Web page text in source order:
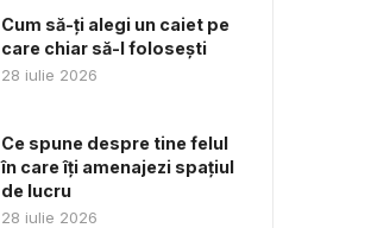
Cum să-ți alegi un caiet pe
care chiar să-l folosești
28 iulie 2026
Ce spune despre tine felul
în care îți amenajezi spațiul
de lucru
28 iulie 2026